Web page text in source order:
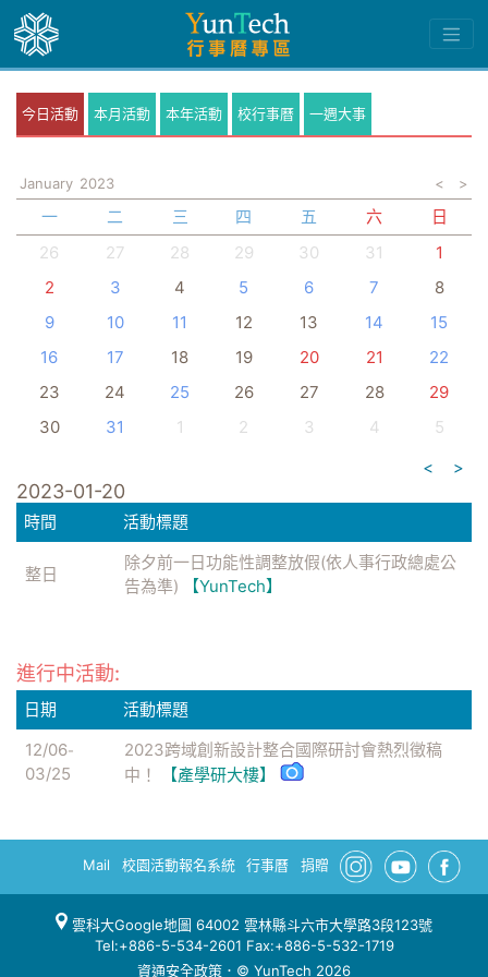
今日活動 本月活動 本年活動 校行事曆 一週大事
January 2023 < >
一 二 三 四 五 六
日
26
27 28 29 30 31
1
2
3 4 5 6 7
8
9
10 11 12 13 14
15
16
17 18 19 20 21
22
23
24 25 26 27 28
29
30
31 1 2 3 4
5
<
>
2023-01-20
時間 活動標題
整日
除夕前一日功能性調整放假(依人事行政總處公
告為準)
【YunTech】
進行中活動:
日期
活動標題
12/06-
03/25
2023跨域創新設計整合國際研討會熱烈徵稿
中！
【產學研大樓】
Mail 校園活動報名系統 行事曆 捐贈
雲科大Google地圖 64002 雲林縣斗六市大學路3段123號
Tel:+886-5-534-2601 Fax:+886-5-532-1719
資通安全政策 ．© YunTech 2026